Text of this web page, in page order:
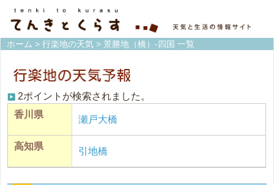
ホーム > 行楽地の天気 > 景勝地（橋）-四国 一覧
2ポイントが検索されました。
香川県
瀬戸大橋
高知県 引地橋